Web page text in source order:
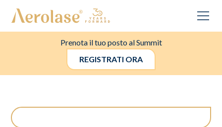
Prenota il tuo posto al Summit
REGISTRATI ORA